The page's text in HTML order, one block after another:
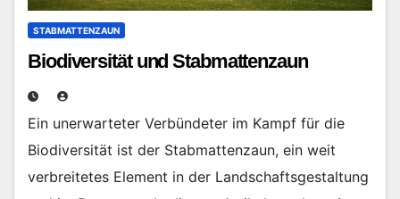
STABMATTENZAUN
Biodiversität und Stabmattenzaun
Ein unerwarteter Verbündeter im Kampf für die
Biodiversität ist der Stabmattenzaun, ein weit
verbreitetes Element in der Landschaftsgestaltung